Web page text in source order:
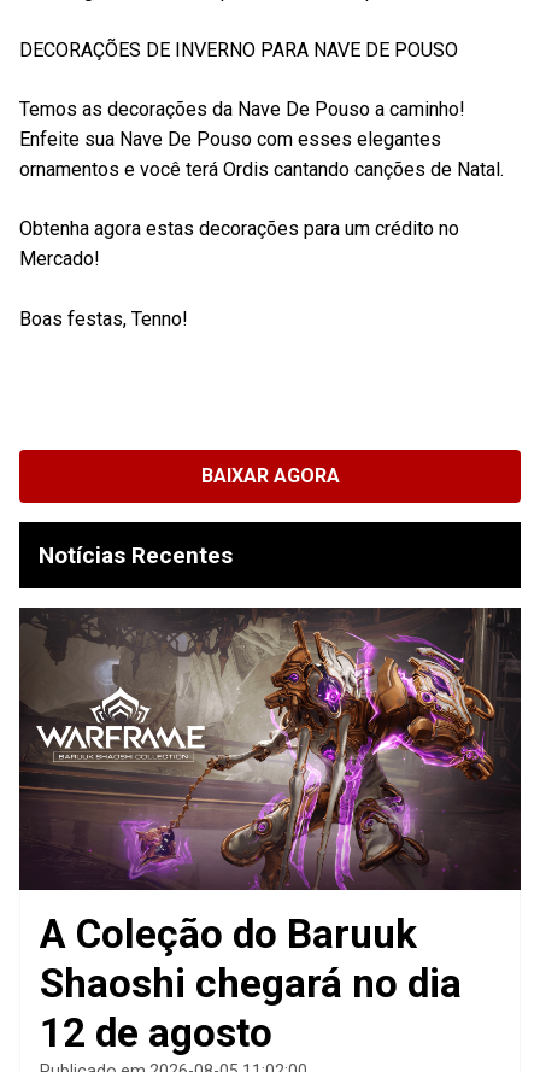
DECORAÇÕES DE INVERNO PARA NAVE DE POUSO
Temos as decorações da Nave De Pouso a caminho!
Enfeite sua Nave De Pouso com esses elegantes
ornamentos e você terá Ordis cantando canções de Natal.
Obtenha agora estas decorações para um crédito no
Mercado!
Boas festas, Tenno!
BAIXAR AGORA
Notícias Recentes
A Coleção do Baruuk
Shaoshi chegará no dia
12 de agosto